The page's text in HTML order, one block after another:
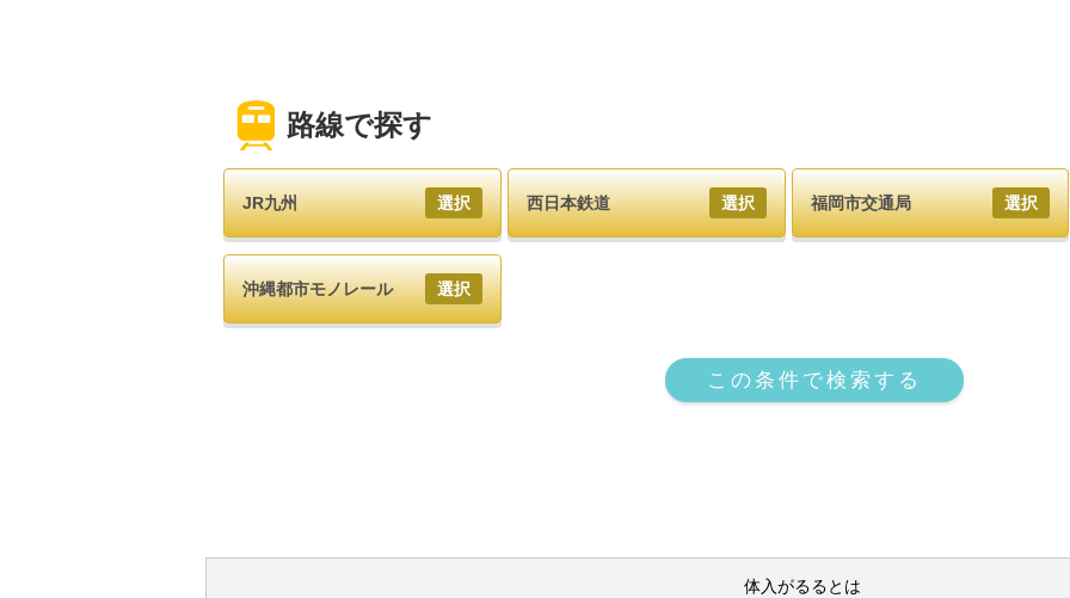
路線で探す
JR九州 選択 西日本鉄道 選択 福岡市交通局 選択
沖縄都市モノレール 選択
この条件で検索する
体入がるるとは